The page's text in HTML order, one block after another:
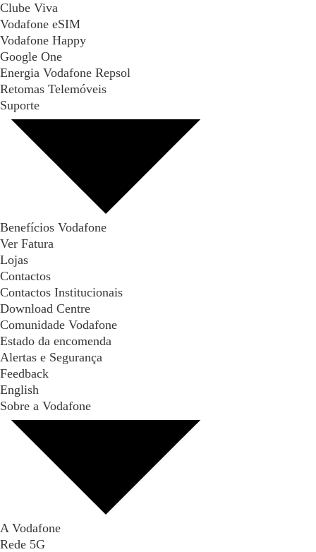
Clube Viva
Vodafone eSIM
Vodafone Happy
Google One
Energia Vodafone Repsol
Retomas Telemóveis
Suporte
Benefícios Vodafone
Ver Fatura
Lojas
Contactos
Contactos Institucionais
Download Centre
Comunidade Vodafone
Estado da encomenda
Alertas e Segurança
Feedback
English
Sobre a Vodafone
A Vodafone
Rede 5G